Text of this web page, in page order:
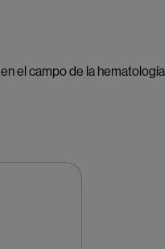
el campo de la